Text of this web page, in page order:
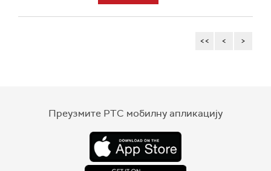
<< < >
Преузмите РТС мобилну апликацију